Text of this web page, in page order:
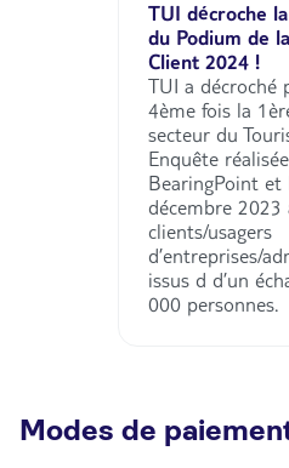
TUI décroche
du Podium de
Client 2024 !
TUI a décroché
4ème fois la
secteur du
Enquête
BearingPoint et
décembre 2023
clients/usagers
d’entreprises/
issus d d’un
000 personnes.
Modes de